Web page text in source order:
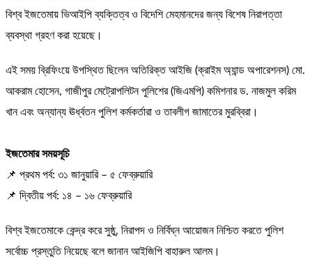
বিশ্ব ইজতেমায় ভিআইপি ব্যক্তিত্ব ও বিদেশি মেহমানদের জন্য বিশেষ নিরাপত্তা
ব্যবস্থা গ্রহণ করা হয়েছে।
এই সময় ব্রিফিংয়ে উপস্থিত ছিলেন অতিরিক্ত আইজি (ক্রাইম অ্যান্ড অপারেশনস) মো.
আকরাম হোসেন, গাজীপুর মেট্রোপলিটন পুলিশের (জিএমপি) কমিশনার ড. নাজমুল করিম
খান এবং অন্যান্য ঊর্ধ্বতন পুলিশ কর্মকর্তারা ও তাবলীগ জামাতের মুরব্বিরা।
ইজতেমার সময়সূচি
📌 প্রথম পর্ব: ৩১ জানুয়ারি – ৫ ফেব্রুয়ারি
📌 দ্বিতীয় পর্ব: ১৪ – ১৬ ফেব্রুয়ারি
বিশ্ব ইজতেমাকে কেন্দ্র করে সুষ্ঠু, নিরাপদ ও নির্বিঘ্ন আয়োজন নিশ্চিত করতে পুলিশ
সর্বোচ্চ প্রস্তুতি নিয়েছে বলে জানান আইজিপি বাহারুল আলম।